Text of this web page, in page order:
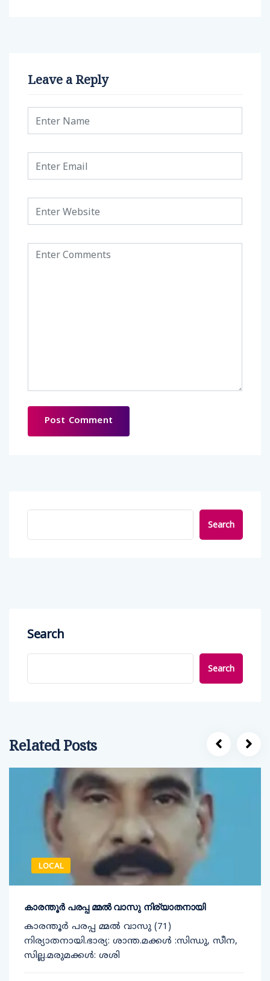
Leave a Reply
Search
Search
Search
Related Posts
LOCAL
കാരന്തൂർ പരപ്പ മ്മൽ വാസു നിര്യാതനായി
കാരന്തൂർ പരപ്പ മ്മൽ വാസു (71)
നിര്യാതനായി.ഭാര്യ: ശാന്ത.മക്കൾ :സിന്ധു, സീന,
സില്ല.മരുമക്കൾ: ശശി